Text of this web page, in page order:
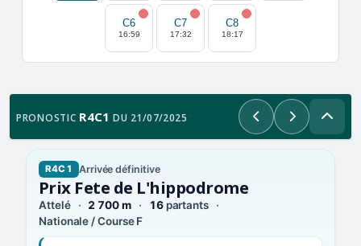
C6
16:59
C7
17:32
C8
18:17
PRONOSTIC R4C1 DU 21/07/2025 PrécédentSuivant
R4C1 Arrivée définitive
Prix Fete de L'hippodrome
Attelé 2 700 m 16partants
Nationale / Course F